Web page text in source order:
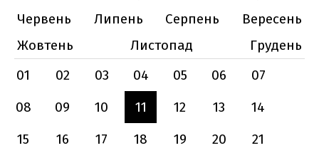
Червень
Липень Серпень
Вересень
Жовтень
Листопад
Грудень
01
02 03 04 05 06
07
08
09 10 11 12 13
14
15
16 17 18 19 20
21